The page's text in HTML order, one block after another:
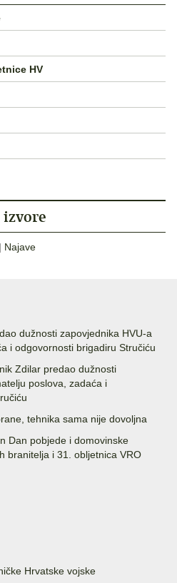
HV
izvore
| Najave
dužnosti zapovjednika HVU-a
i odgovornosti brigadiru Stručiću
Zdilar predao dužnosti
poslova, zadaća i
tehnika sama nije dovoljna
Dan pobjede i domovinske
branitelja i 31. obljetnica VRO
Hrvatske vojske